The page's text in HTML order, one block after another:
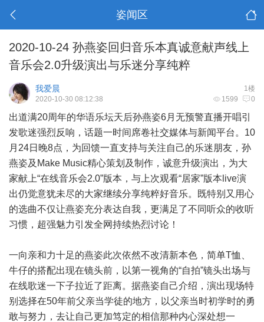
姿闻区
2020-10-24 孙燕姿回归音乐本真诚意献声线上
音乐会2.0升级演出与乐迷分享纯粹
1楼
我爱晨
1599 0
2020-10-30 08:12:38
出道满20周年的华语乐坛天后孙燕姿6月无预警直播开唱引
发歌迷强烈反响，话题一时间席卷社交媒体与新闻平台。10
月24日晚8点，为回馈一直支持与关注自己的乐迷朋友，孙
燕姿及Make Music精心策划及制作，诚意升级演出，为大
家献上“在线音乐会2.0”版本，与上次观看“居家”版本live演
出仍觉意犹未尽的大家继续分享纯粹好音乐。既特别又用心
的选曲不仅让燕姿充分表达自我，更满足了不同听众的收听
习惯，超强魅力引发全网持续热烈讨论！
一向亲和力十足的燕姿此次依然不改清新本色，简单T恤、
牛仔的搭配出现在镜头前，以第一视角的“自拍”镜头出场与
在线歌迷一下子拉近了距离。据燕姿自己介绍，演出现场特
别选择在50年前父亲当学徒的地方，以父亲当时初学时的勇
敢与努力，去让自己更加笃定的相信那种内心深处想一